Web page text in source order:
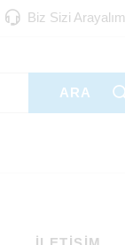
Biz Sizi Arayalım
ARA